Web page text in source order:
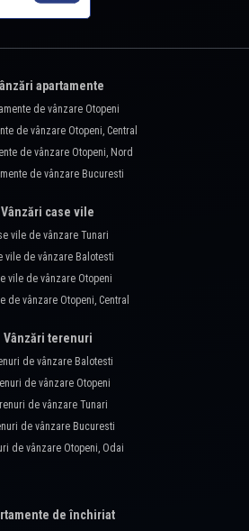
apartamente
de vânzare Otopeni
de vânzare Otopeni, Central
de vânzare Otopeni, Nord
de vânzare Bucuresti
Vânzări case vile
vile de vânzare Tunari
vile de vânzare Balotesti
vile de vânzare Otopeni
de vânzare Otopeni, Central
Vânzări terenuri
de vânzare Balotesti
de vânzare Otopeni
de vânzare Tunari
de vânzare Bucuresti
de vânzare Otopeni, Odai
de închiriat